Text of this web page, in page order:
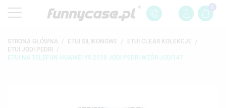
0
STRONA GŁÓWNA ETUI SILIKONOWE
ETUI CLEAR KOLEKCJE
ETUI JODI PEDRI
ETUI NA TELEFON HUAWEI Y5 2018 JODI PEDRI WZÓR JODI147